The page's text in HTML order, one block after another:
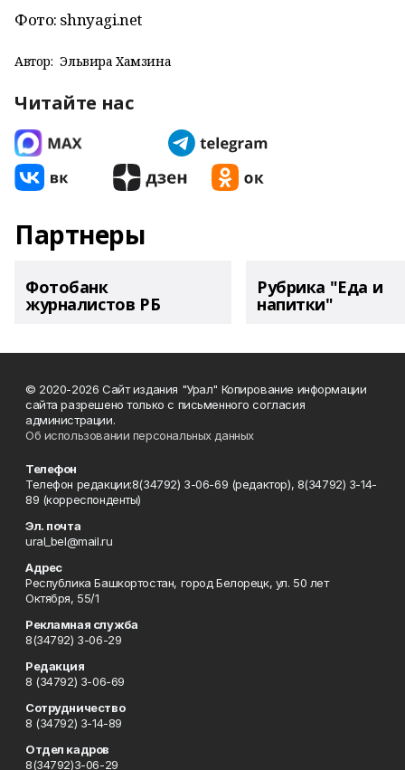
Фото: shnyagi.net
Автор: Эльвира Хамзина
Читайте нас
Партнеры
Фотобанк
журналистов РБ
Рубрика "Еда и
напитки"
© 2020-2026 Сайт издания "Урал" Копирование информации
сайта разрешено только с письменного согласия
администрации.
Об использовании персональных данных
Телефон
Телефон редакции:8(34792) 3-06-69 (редактор), 8(34792) 3-14-
89 (корреспонденты)
Эл. почта
ural_bel@mail.ru
Адрес
Республика Башкортостан, город Белорецк, ул. 50 лет
Октября, 55/1
Рекламная служба
8(34792) 3-06-29
Редакция
8 (34792) 3-06-69
Сотрудничество
8 (34792) 3-14-89
Отдел кадров
8(34792)3-06-29